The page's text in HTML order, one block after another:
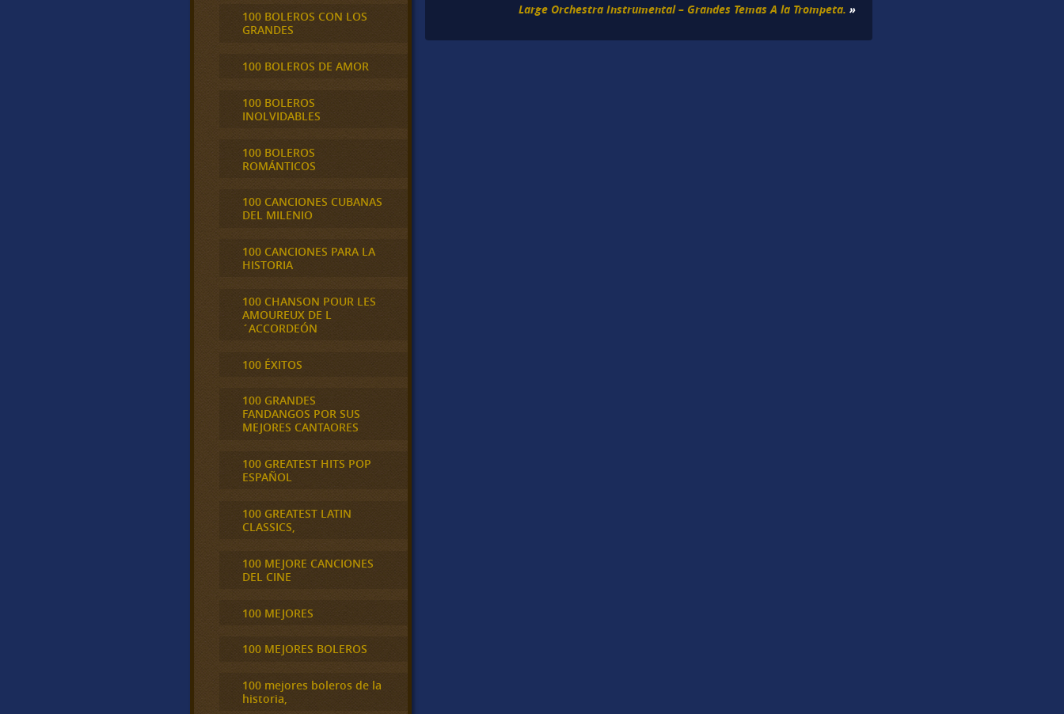
Large Orchestra Instrumental – Grandes Temas A la Trompeta. »
100 BOLEROS CON LOS
GRANDES
100 BOLEROS DE AMOR
100 BOLEROS
INOLVIDABLES
100 BOLEROS
ROMÁNTICOS
100 CANCIONES CUBANAS
DEL MILENIO
100 CANCIONES PARA LA
HISTORIA
100 CHANSON POUR LES
AMOUREUX DE L
´ACCORDEÓN
100 ÉXITOS
100 GRANDES
FANDANGOS POR SUS
MEJORES CANTAORES
100 GREATEST HITS POP
ESPAÑOL
100 GREATEST LATIN
CLASSICS,
100 MEJORE CANCIONES
DEL CINE
100 MEJORES
100 MEJORES BOLEROS
100 mejores boleros de la
historia,